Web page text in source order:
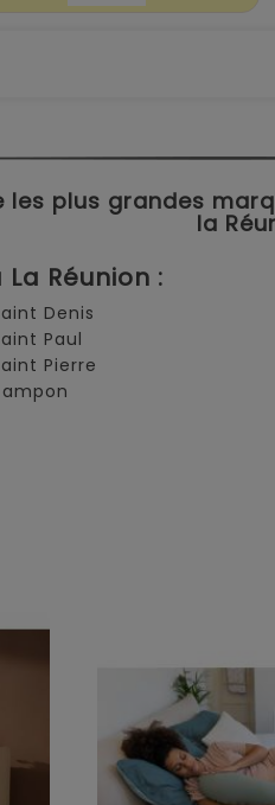
les plus grandes
la
Réunion :
Denis
Paul
Pierre